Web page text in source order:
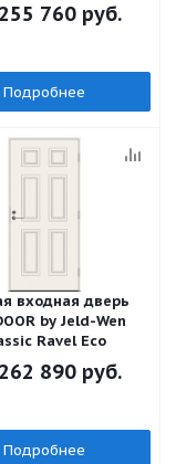
255 760 руб.
Подробнее
входная дверь
by Jeld-Wen
Ravel Eco
262 890 руб.
Подробнее